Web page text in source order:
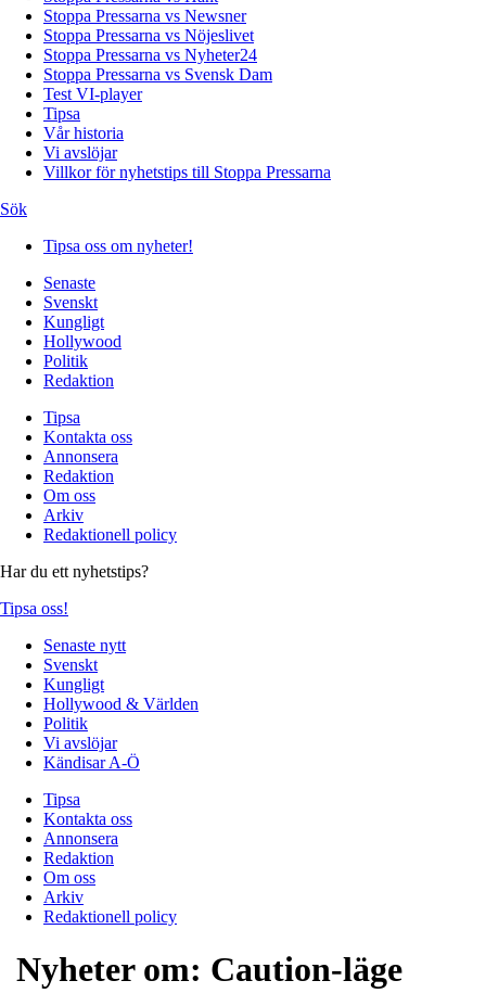
Stoppa Pressarna vs Newsner
Stoppa Pressarna vs Nöjeslivet
Stoppa Pressarna vs Nyheter24
Stoppa Pressarna vs Svensk Dam
Test VI-player
Tipsa
Vår historia
Vi avslöjar
Villkor för nyhetstips till Stoppa Pressarna
Sök
Tipsa oss om nyheter!
Senaste
Svenskt
Kungligt
Hollywood
Politik
Redaktion
Tipsa
Kontakta oss
Annonsera
Redaktion
Om oss
Arkiv
Redaktionell policy
Har du ett nyhetstips?
Tipsa oss!
Senaste nytt
Svenskt
Kungligt
Hollywood & Världen
Politik
Vi avslöjar
Kändisar A-Ö
Tipsa
Kontakta oss
Annonsera
Redaktion
Om oss
Arkiv
Redaktionell policy
Nyheter om: Caution-läge